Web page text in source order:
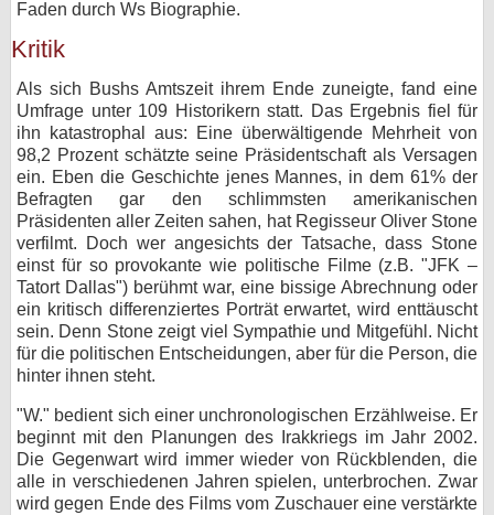
Faden durch Ws Biographie.
Kritik
Als sich Bushs Amtszeit ihrem Ende zuneigte, fand eine
Umfrage unter 109 Historikern statt. Das Ergebnis fiel für
ihn katastrophal aus: Eine überwältigende Mehrheit von
98,2 Prozent schätzte seine Präsidentschaft als Versagen
ein. Eben die Geschichte jenes Mannes, in dem 61% der
Befragten gar den schlimmsten amerikanischen
Präsidenten aller Zeiten sahen, hat Regisseur Oliver Stone
verfilmt. Doch wer angesichts der Tatsache, dass Stone
einst für so provokante wie politische Filme (z.B. "JFK –
Tatort Dallas") berühmt war, eine bissige Abrechnung oder
ein kritisch differenziertes Porträt erwartet, wird enttäuscht
sein. Denn Stone zeigt viel Sympathie und Mitgefühl. Nicht
für die politischen Entscheidungen, aber für die Person, die
hinter ihnen steht.
"W." bedient sich einer unchronologischen Erzählweise. Er
beginnt mit den Planungen des Irakkriegs im Jahr 2002.
Die Gegenwart wird immer wieder von Rückblenden, die
alle in verschiedenen Jahren spielen, unterbrochen. Zwar
wird gegen Ende des Films vom Zuschauer eine verstärkte
Impressum